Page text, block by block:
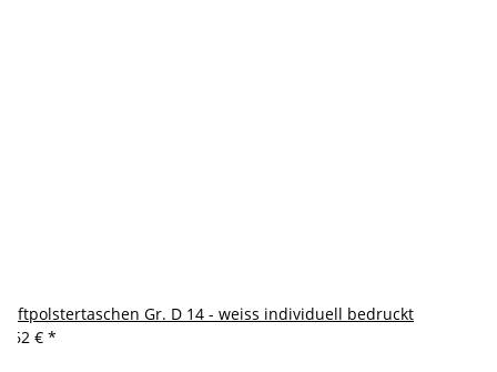
Luftpolstertaschen Gr. D 14 - weiss individuell bedruckt
0,62 € *